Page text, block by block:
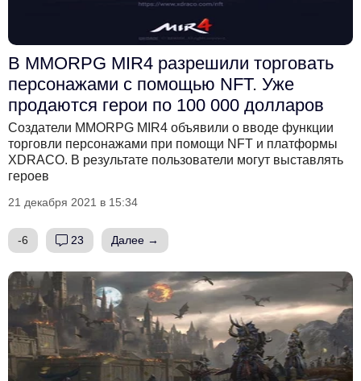
В MMORPG MIR4 разрешили торговать
персонажами с помощью NFT. Уже
продаются герои по 100 000 долларов
Создатели MMORPG MIR4 объявили о вводе функции
торговли персонажами при помощи NFT и платформы
XDRACO. В результате пользователи могут выставлять
героев
21 декабря 2021 в 15:34
-6 23 Далее →